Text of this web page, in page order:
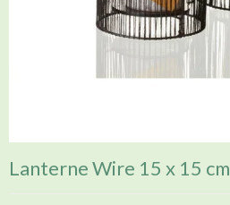
Lanterne Wire 15 x 15 cm